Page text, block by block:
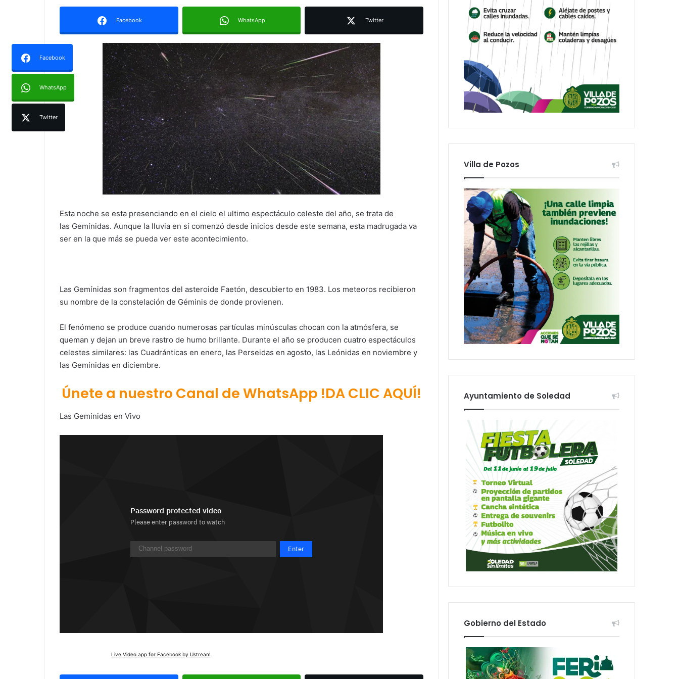
Facebook WhatsApp Twitter
Facebook
WhatsApp
Twitter
Esta noche se esta presenciando en el cielo el ultimo espectáculo celeste del año, se trata de
las Gemínidas. Aunque la lluvia en sí comenzó desde inicios desde este semana, esta madrugada va
ser en la que más se pueda ver este acontecimiento.
Las Gemínidas son fragmentos del asteroide Faetón, descubierto en 1983. Los meteoros recibieron
su nombre de la constelación de Géminis de donde provienen.
El fenómeno se produce cuando numerosas partículas minúsculas chocan con la atmósfera, se
queman y dejan un breve rastro de humo brillante. Durante el año se producen cuatro espectáculos
celestes similares: las Cuadránticas en enero, las Perseidas en agosto, las Leónidas en noviembre y
las Gemínidas en diciembre.
Únete a nuestro Canal de WhatsApp !DA CLIC AQUÍ!
Las Geminidas en Vivo
Live Video app for Facebook by Ustream
Villa de Pozos
Ayuntamiento de Soledad
Gobierno del Estado